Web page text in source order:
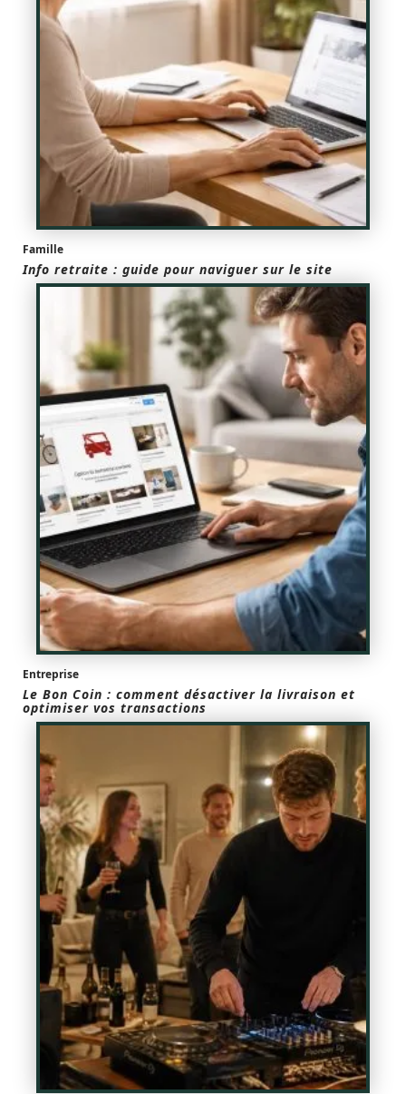
Famille
Info retraite : guide pour naviguer sur le site
Entreprise
Le Bon Coin : comment désactiver la livraison et
optimiser vos transactions